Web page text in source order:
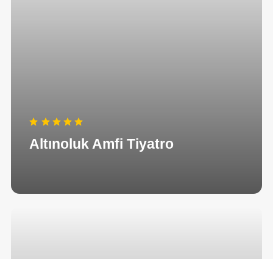
Altınoluk Amfi Tiyatro